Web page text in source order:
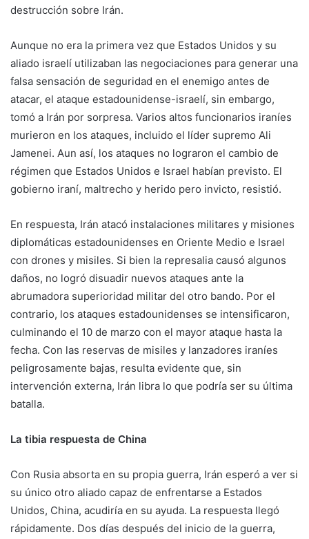
destrucción sobre Irán.
Aunque no era la primera vez que Estados Unidos y su
aliado israelí utilizaban las negociaciones para generar una
falsa sensación de seguridad en el enemigo antes de
atacar, el ataque estadounidense-israelí, sin embargo,
tomó a Irán por sorpresa. Varios altos funcionarios iraníes
murieron en los ataques, incluido el líder supremo Ali
Jamenei. Aun así, los ataques no lograron el cambio de
régimen que Estados Unidos e Israel habían previsto. El
gobierno iraní, maltrecho y herido pero invicto, resistió.
En respuesta, Irán atacó instalaciones militares y misiones
diplomáticas estadounidenses en Oriente Medio e Israel
con drones y misiles. Si bien la represalia causó algunos
daños, no logró disuadir nuevos ataques ante la
abrumadora superioridad militar del otro bando. Por el
contrario, los ataques estadounidenses se intensificaron,
culminando el 10 de marzo con el mayor ataque hasta la
fecha. Con las reservas de misiles y lanzadores iraníes
peligrosamente bajas, resulta evidente que, sin
intervención externa, Irán libra lo que podría ser su última
batalla.
La tibia respuesta de China
Con Rusia absorta en su propia guerra, Irán esperó a ver si
su único otro aliado capaz de enfrentarse a Estados
Unidos, China, acudiría en su ayuda. La respuesta llegó
rápidamente. Dos días después del inicio de la guerra,